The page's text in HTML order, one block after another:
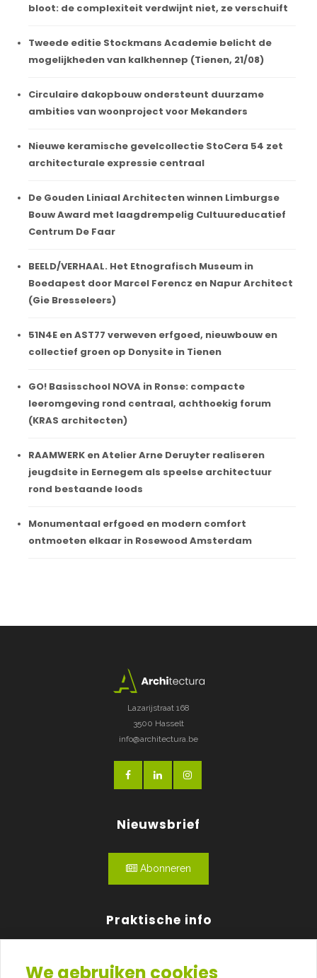
bloot: de complexiteit verdwijnt niet, ze verschuift
Tweede editie Stockmans Academie belicht de
mogelijkheden van kalkhennep (Tienen, 21/08)
Circulaire dakopbouw ondersteunt duurzame
ambities van woonproject voor Mekanders
Nieuwe keramische gevelcollectie StoCera 54 zet
architecturale expressie centraal
De Gouden Liniaal Architecten winnen Limburgse
Bouw Award met laagdrempelig Cultuureducatief
Centrum De Faar
BEELD/VERHAAL. Het Etnografisch Museum in
Boedapest door Marcel Ferencz en Napur Architect
(Gie Bresseleers)
51N4E en AST77 verweven erfgoed, nieuwbouw en
collectief groen op Donysite in Tienen
GO! Basisschool NOVA in Ronse: compacte
leeromgeving rond centraal, achthoekig forum
(KRAS architecten)
RAAMWERK en Atelier Arne Deruyter realiseren
jeugdsite in Eernegem als speelse architectuur
rond bestaande loods
Monumentaal erfgoed en modern comfort
ontmoeten elkaar in Rosewood Amsterdam
Lazarijstraat 168
3500 Hasselt
info@architectura.be
Nieuwsbrief
Abonneren
Praktische info
We gebruiken cookies